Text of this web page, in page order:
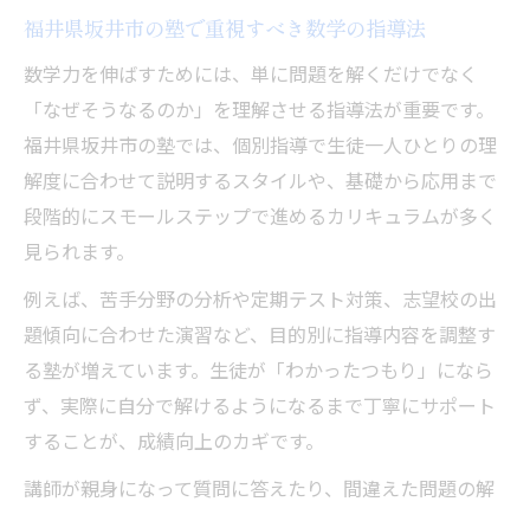
ト
子どもの弱点分析に役立つ塾の指導事例
数学塾で身につく応用力と基礎力
塾で鍛えられる数学の基礎力と応用力の差
数学塾が重視する基礎から応用への学習法
塾の授業で伸ばす論理的思考力のポイント
数学塾の演習が応用問題に強くなる理由
塾のカリキュラムでバランス良く力を育て
る
お子さまの成績向上を塾で目指す方法
塾での学習計画が成績アップに直結する理
由
福井県坂井市の塾で重視すべき数学の指導法
数学力を伸ばすためには、単に問題を解くだけでなく
「なぜそうなるのか」を理解させる指導法が重要です。
福井県坂井市の塾では、個別指導で生徒一人ひとりの理
解度に合わせて説明するスタイルや、基礎から応用まで
段階的にスモールステップで進めるカリキュラムが多く
見られます。
例えば、苦手分野の分析や定期テスト対策、志望校の出
題傾向に合わせた演習など、目的別に指導内容を調整す
る塾が増えています。生徒が「わかったつもり」になら
ず、実際に自分で解けるようになるまで丁寧にサポート
することが、成績向上のカギです。
講師が親身になって質問に答えたり、間違えた問題の解